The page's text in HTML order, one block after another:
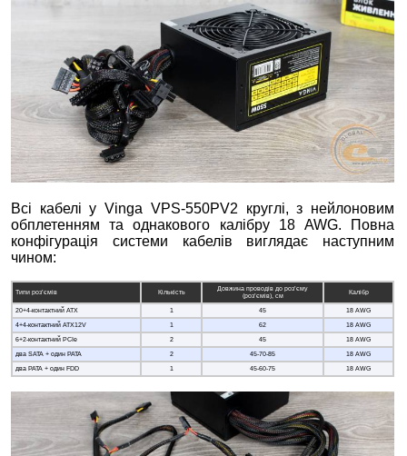
Всі кабелі у Vinga VPS-550PV2 круглі, з нейлоновим
обплетенням та однакового калібру 18 AWG. Повна
конфігурація системи кабелів виглядає наступним
чином:
Типи роз’ємів Кількість
Довжина проводів до роз’єму
(роз’ємів), см
Калібр
20+4-контактний ATX 1 45
18 AWG
4+4-контактний ATX12V
1 62
18 AWG
6+2-контактний PCIe
2 45
18 AWG
два SATA + один PATA
2 45-70-85
18 AWG
два PATA + один FDD
1 45-60-75 18 AWG